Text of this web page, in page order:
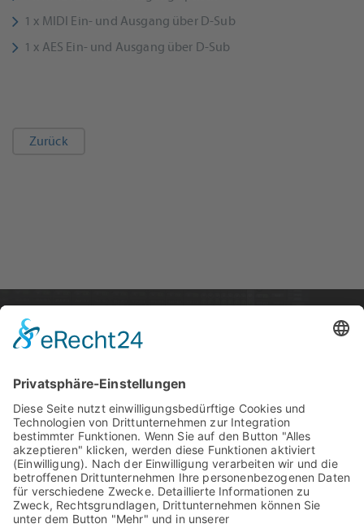
1 x MIDI Ein- und Ausgang über D-Sub
1 x AES Ein- und Ausgang über D-Sub
Zurück
STARTSEITE
News
Artists
Unternehmen
Produktvergleich
PRODUKTE
PCI / PCI Express
Interfaces
Wandler
MADI
Mic Preamps
RME Zubehör
Distributoren
RME Forum
Knowledge Base
Media Material